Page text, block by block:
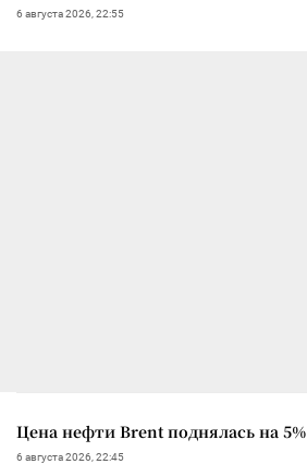
6 августа 2026, 22:55
Цена нефти Brent поднялась на 5%
6 августа 2026, 22:45